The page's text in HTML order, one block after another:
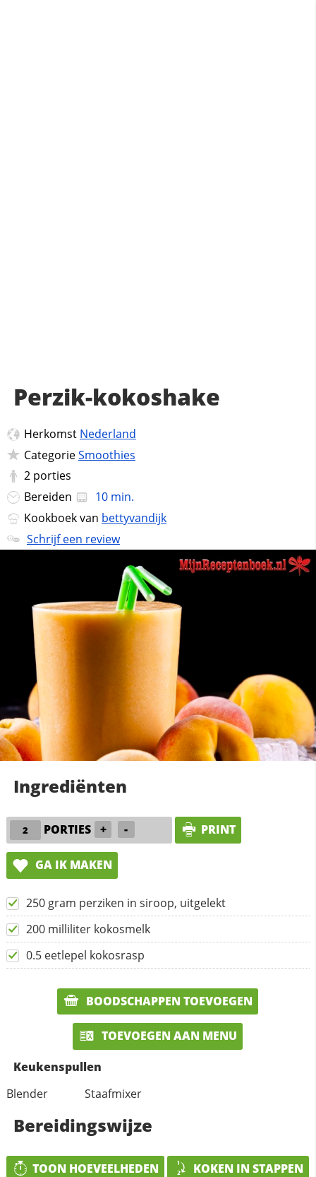
Perzik-kokoshake
Herkomst Nederland
CategorieSmoothies
2 porties
Bereiden
10 min.
Kookboek van bettyvandijk
Schrijf een review
Ingrediënten
PORTIES + - PRINT
GA IK MAKEN
250 gram perziken in siroop, uitgelekt
200 milliliter kokosmelk
0.5 eetlepel kokosrasp
BOODSCHAPPEN TOEVOEGEN
TOEVOEGEN AAN MENU
Keukenspullen
Blender
Staafmixer
Bereidingswijze
TOON HOEVEELHEDEN KOKEN IN STAPPEN